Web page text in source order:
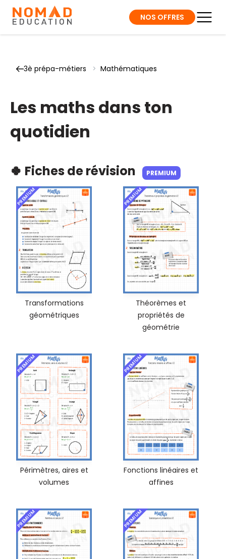
NOS OFFRES
3è prépa-métiers > Mathématiques
Les maths dans ton
quotidien
🍀 Fiches de révision PREMIUM
PREMIUM
Transformations
géométriques
PREMIUM
Théorèmes et
propriétés de
géométrie
PREMIUM
Périmètres, aires et
volumes
PREMIUM
Fonctions linéaires et
affines
PREMIUM PREMIUM